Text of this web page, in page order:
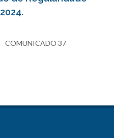
COMUNICADO 37